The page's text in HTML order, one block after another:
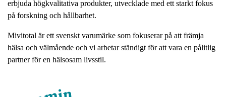
erbjuda högkvalitativa produkter, utvecklade med ett starkt fokus
på forskning och hållbarhet.
Mivitotal är ett svenskt varumärke som fokuserar på att främja
hälsa och välmående och vi arbetar ständigt för att vara en pålitlig
partner för en hälsosam livsstil.